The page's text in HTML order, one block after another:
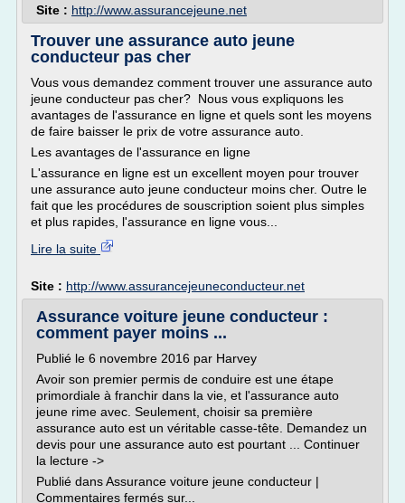
Site : http://www.assurancejeune.net
Trouver une assurance auto jeune
conducteur pas cher
Vous vous demandez comment trouver une assurance auto
jeune conducteur pas cher? Nous vous expliquons les
avantages de l'assurance en ligne et quels sont les moyens
de faire baisser le prix de votre assurance auto.
Les avantages de l'assurance en ligne
L'assurance en ligne est un excellent moyen pour trouver
une assurance auto jeune conducteur moins cher. Outre le
fait que les procédures de souscription soient plus simples
et plus rapides, l'assurance en ligne vous...
Lire la suite
Site : http://www.assurancejeuneconducteur.net
Assurance voiture jeune conducteur :
comment payer moins ...
Publié le 6 novembre 2016 par Harvey
Avoir son premier permis de conduire est une étape
primordiale à franchir dans la vie, et l'assurance auto
jeune rime avec. Seulement, choisir sa première
assurance auto est un véritable casse-tête. Demandez un
devis pour une assurance auto est pourtant ... Continuer
la lecture ->
Publié dans Assurance voiture jeune conducteur |
Commentaires fermés sur...